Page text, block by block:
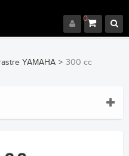
0
YAMAHA > 300 cc